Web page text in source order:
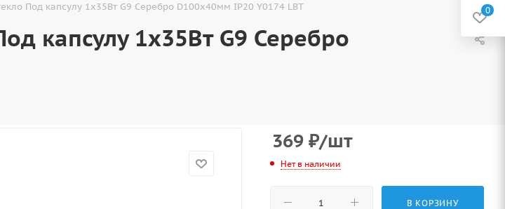
Под капсулу 1х35Вт G9 Серебро D100х40мм IP20 Y0174 LBT
капсулу 1х35Вт G9 Серебро
369 ₽/шт
Нет в наличии
В КОРЗИНУ
0